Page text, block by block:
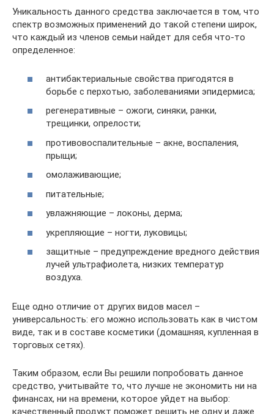
Уникальность данного средства заключается в том, что
спектр возможных применений до такой степени широк,
что каждый из членов семьи найдет для себя что-то
определенное:
антибактериальные свойства пригодятся в
борьбе с перхотью, заболеваниями эпидермиса;
регенеративные – ожоги, синяки, ранки,
трещинки, опрелости;
противовоспалительные – акне, воспаления,
прыщи;
омолаживающие;
питательные;
увлажняющие – локоны, дерма;
укрепляющие – ногти, луковицы;
защитные – предупреждение вредного действия
лучей ультрафиолета, низких температур
воздуха.
Еще одно отличие от других видов масел –
универсальность: его можно использовать как в чистом
виде, так и в составе косметики (домашняя, купленная в
торговых сетях).
Таким образом, если Вы решили попробовать данное
средство, учитывайте то, что лучше не экономить ни на
финансах, ни на времени, которое уйдет на выбор:
качественный продукт поможет решить не одну и даже